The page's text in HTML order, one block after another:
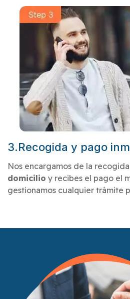
3.Recogida y pago
Nos encargamos de la recogida
domicilio y recibes el pago el
gestionamos cualquier trámite